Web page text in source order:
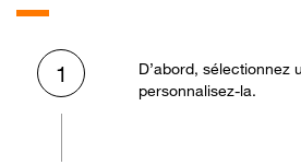
1
D’abord, sélectionnez
personnalisez-la.